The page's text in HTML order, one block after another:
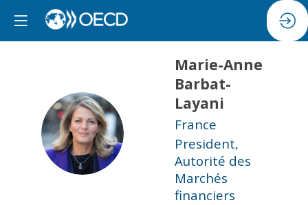
MB
Marie-Anne
Barbat-
Layani
France
President,
Autorité des
Marchés
financiers